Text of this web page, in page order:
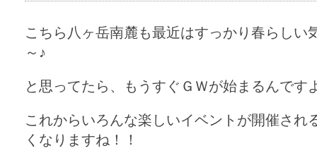
こちら八ヶ岳南麓も最近はすっかり春らしい
～♪
と思ってたら、もうすぐＧＷが始まるんです
これからいろんな楽しいイベントが開催され
くなりますね！！